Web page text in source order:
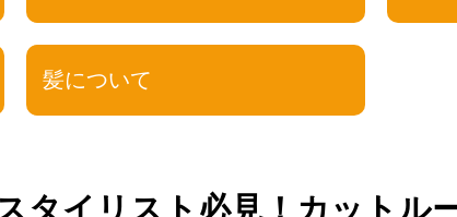
髪について
タイリスト必見！カットル